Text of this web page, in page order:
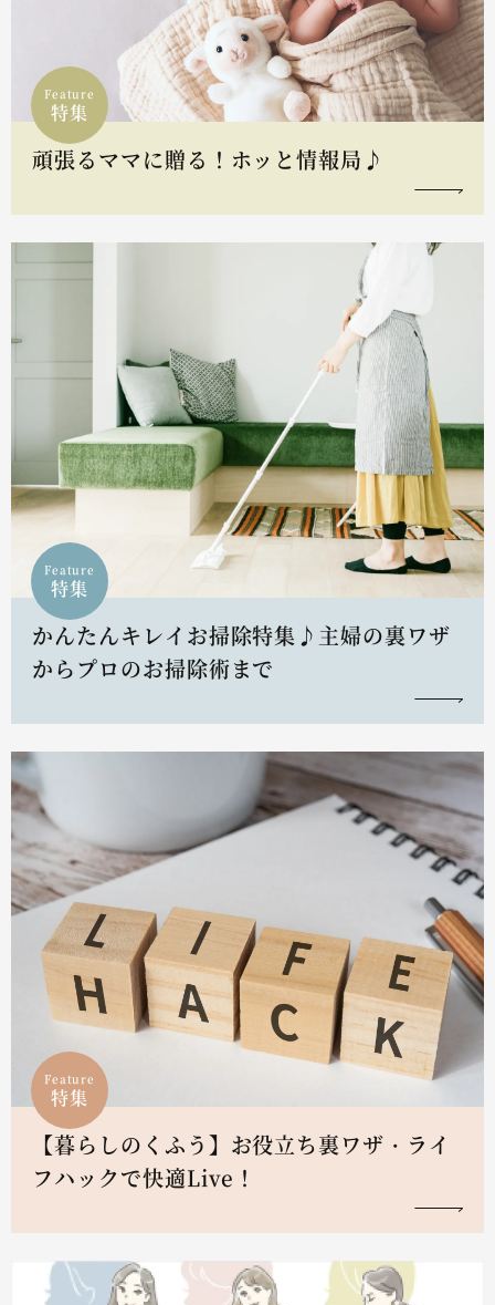
Feature
特集
頑張るママに贈る！ホッと情報局♪
Feature
特集
かんたんキレイお掃除特集♪主婦の裏ワザ
からプロのお掃除術まで
Feature
特集
【暮らしのくふう】お役立ち裏ワザ・ライ
フハックで快適Live！